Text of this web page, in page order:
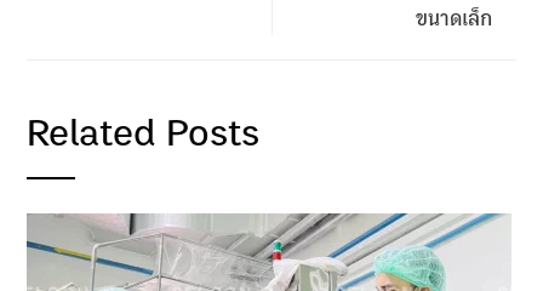
ขนาดเล็ก
Related Posts